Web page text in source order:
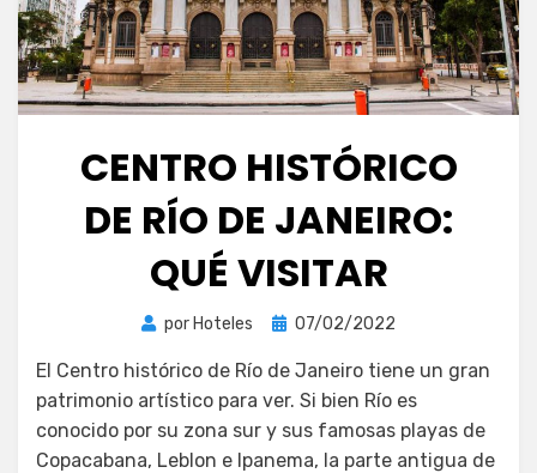
CENTRO HISTÓRICO
DE RÍO DE JANEIRO:
QUÉ VISITAR
por Hoteles
Publicada
07/02/2022
El Centro histórico de Río de Janeiro tiene un gran
patrimonio artístico para ver. Si bien Río es
conocido por su zona sur y sus famosas playas de
Copacabana, Leblon e Ipanema, la parte antigua de